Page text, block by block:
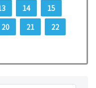
14
15
20 21
22